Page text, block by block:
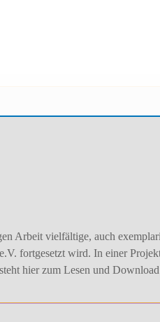
Arbeit vielfältige, auch
fortgesetzt wird. In einer
hier zum Lesen und